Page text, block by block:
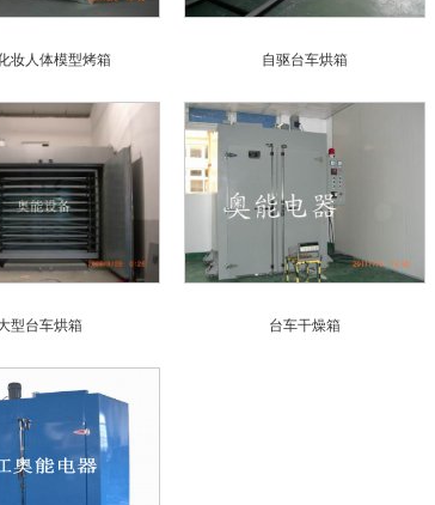
妆人体模型烤箱 自驱台车烘箱
型台车烘箱 台车干燥箱